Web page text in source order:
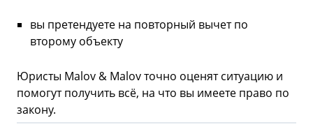
вы претендуете на повторный вычет по
второму объекту
Юристы Malov & Malov точно оценят ситуацию и
помогут получить всё, на что вы имеете право по
закону.